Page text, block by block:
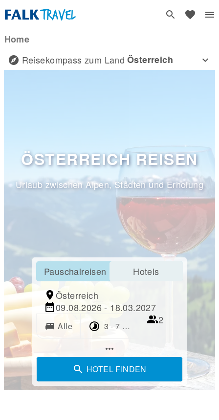
Home
Reisekompass zum Land Österreich
ÖSTERREICH REISEN
Urlaub zwischen Alpen, Städten und Erholung
Pauschalreisen
Hotels
Österreich
09.08.2026 - 18.03.2027
king_bed Alle 3 - 7 Tage
2
more_horiz
HOTEL FINDEN